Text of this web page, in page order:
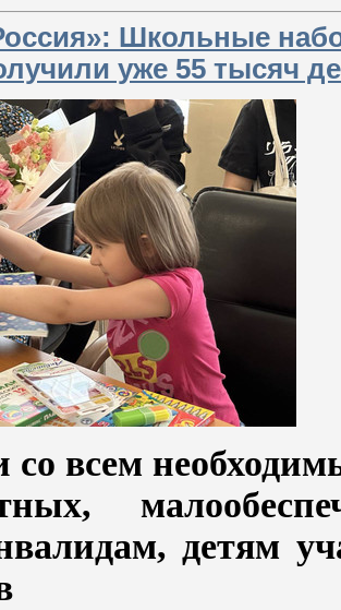
Школьные
уже 55 тысяч
со всем
детям